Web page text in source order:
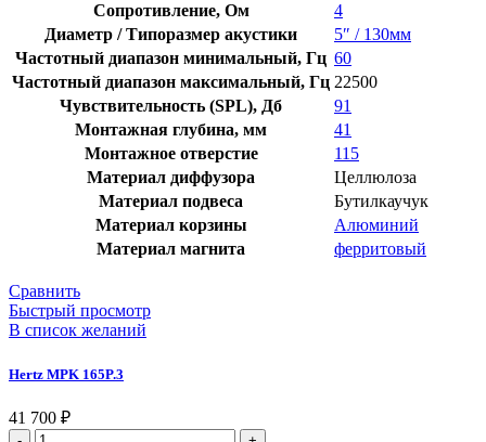
Сопротивление, Ом
4
Диаметр / Типоразмер акустики
5″ / 130мм
Частотный диапазон минимальный, Гц 60
Частотный диапазон максимальный, Гц 22500
Чувствительность (SPL), Дб
91
Монтажная глубина, мм
41
Монтажное отверстие
115
Материал диффузора
Целлюлоза
Материал подвеса
Бутилкаучук
Материал корзины
Алюминий
Материал магнита
ферритовый
Сравнить
Быстрый просмотр
В список желаний
Hertz MPK 165P.3
41 700 ₽